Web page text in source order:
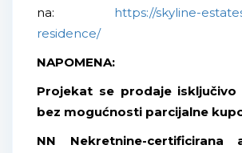
na: https://skyline-
residence/
NAPOMENA:
Projekat se prodaje isključivo
bez mogućnosti parcijalne
NN Nekretnine-certificirana